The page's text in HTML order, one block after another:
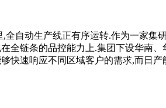
自动生产线正有序运转.作为一家集
全链条的品控能力上.集团下设华南
快速响应不同区域客户的需求,而日